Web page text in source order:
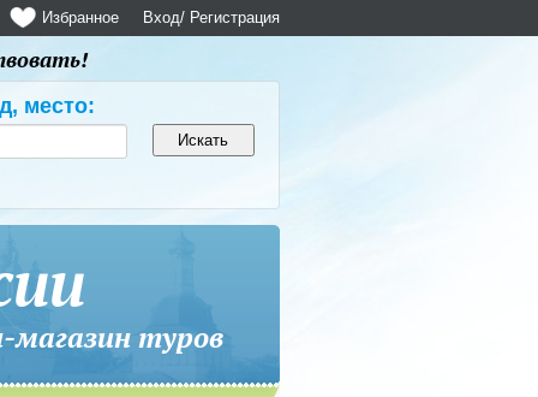
Вход/ Регистрация
Избранное
место:
туров